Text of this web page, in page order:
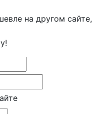
на другом сайте,